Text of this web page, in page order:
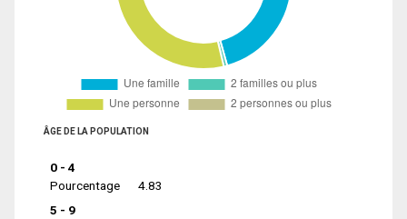
ÂGE DE LA POPULATION
0 - 4
Pourcentage
4.83
5 - 9